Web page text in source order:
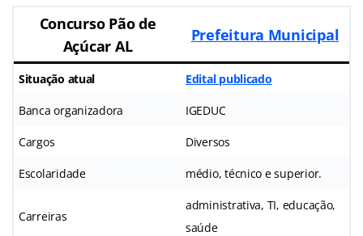
Concurso Pão de
Açúcar AL
Prefeitura Municipal
Situação atual Edital publicado
Banca organizadora IGEDUC
Cargos Diversos
Escolaridade médio, técnico e superior.
Carreiras
administrativa, TI, educação,
saúde